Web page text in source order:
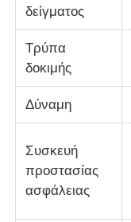
δείγματος
Τρύπα
δοκιμής
Δύναμη
Συσκευή
προστασίας
ασφάλειας